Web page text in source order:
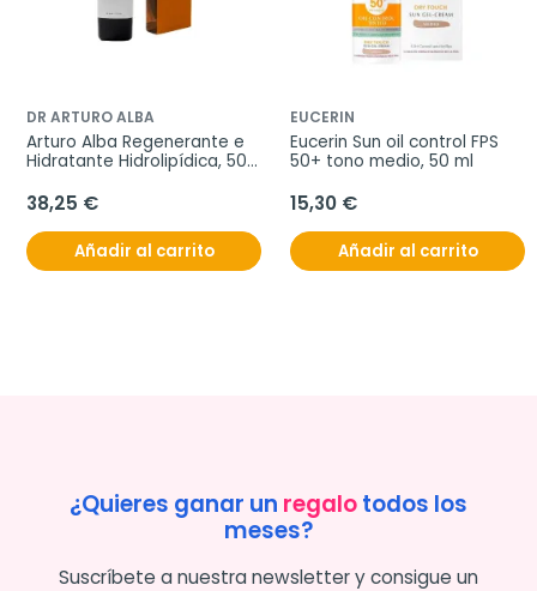
DR ARTURO ALBA
Arturo Alba Regenerante e
Hidratante Hidrolipídica, 50
38,25 €
Añadir al carrito
EUCERIN
Eucerin Sun oil control FPS
50+ tono medio, 50 ml
15,30 €
Añadir al carrito
¿Quieres ganar un regalotodos los
meses?
Suscríbete a nuestra newsletter y consigue un